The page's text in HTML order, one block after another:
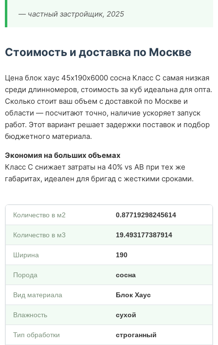
— частный застройщик, 2025
Стоимость и доставка по Москве
Цена блок хаус 45х190х6000 сосна Класс С самая низкая
среди длинномеров, стоимость за куб идеальна для опта.
Сколько стоит ваш объем с доставкой по Москве и
области — посчитают точно, наличие ускоряет запуск
работ. Этот вариант решает задержки поставок и подбор
бюджетного материала.
Экономия на больших объемах
Класс С снижает затраты на 40% vs АВ при тех же
габаритах, идеален для бригад с жесткими сроками.
Количество в м2 0.87719298245614
Количество в м3 19.493177387914
Ширина 190
Порода сосна
Вид материала Блок Хаус
Влажность сухой
Тип обработки строганный